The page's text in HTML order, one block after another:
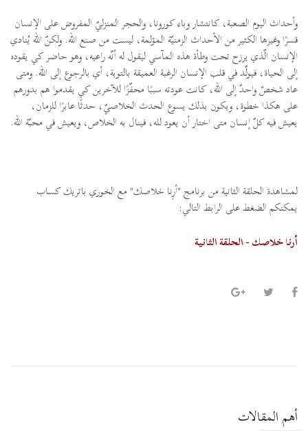
وأحداث اليوم الصعبة، كانتشار وباء كورونا، والحجر المنزليّ المفروض على الإنسان
قسرًا وغيرها الكثير من الأحداث الزمنيّة المؤلمة، ليست من صنع الله. ولكنّ الله يُنادي
الإنسان الّذي يرزح تحت وطأة هذه المآسي ليقول له أنّه راعيه، وهو حاضر كي يقوده
إلى الحياة، فيولّد في قلب الإنسان الرغبة العميقة بالتوبة، أي بالرجوع إلى الله. ومتى
عاد شخصٌ واحدٌ إلى الله، كانت عودته سببًا محفّزًا للآخرين كي يقدموا هم بدورهم
على هكذا خطوة، ويكون بذلك يسوع الحدث الخلاصيّ، حدثًا عابرًا للزمان،
يعيش فيه كلّ إنسان متى اختار أن يعود لله، فينال به الخلاص، ويعيش في محبّة الله.
لمشاهدة الحلقة الثانية من برنامج "أرِنا خلاصك" مع الخوري باتريك كساب
يمكنكم الضغط على الرابط التالي:
أرنا خلاصك - الحلقة الثانية
أهم المقالات